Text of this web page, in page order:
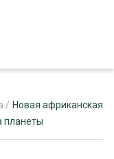
/ Новая африканская
планеты